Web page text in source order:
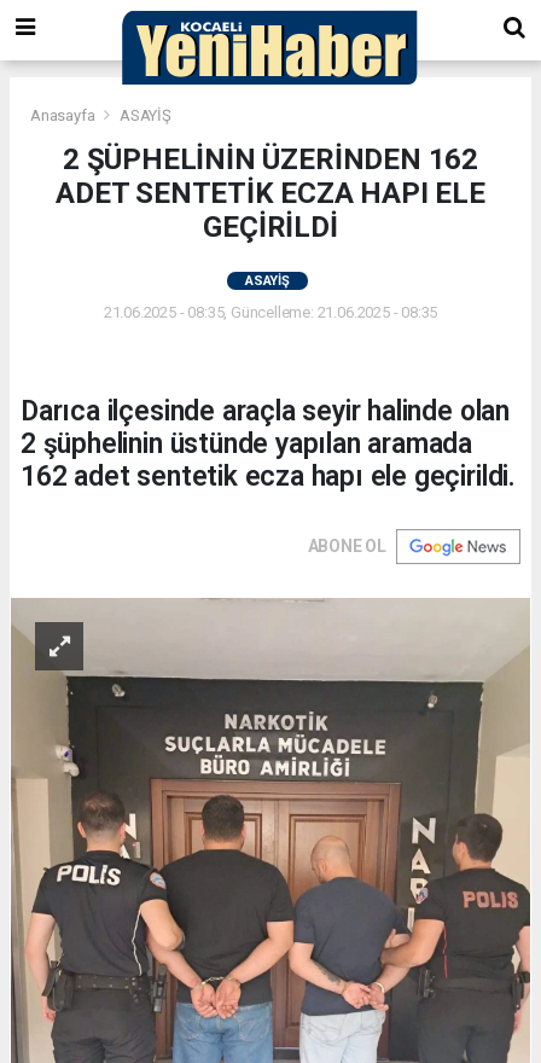
Anasayfa ASAYİŞ
2 ŞÜPHELİNİN ÜZERİNDEN 162
ADET SENTETİK ECZA HAPI ELE
GEÇİRİLDİ
ASAYİŞ
21.06.2025 - 08:35, Güncelleme: 21.06.2025 - 08:35
Darıca ilçesinde araçla seyir halinde olan
2 şüphelinin üstünde yapılan aramada
162 adet sentetik ecza hapı ele geçirildi.
ABONE OL